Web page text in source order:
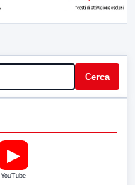
Cerca
▶
YouTube